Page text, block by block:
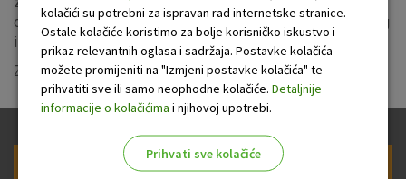
od 6:00 do 8:30 sati neće biti dostupne usluge internetskog
i mobilnog bankarstva za građane i poslovne subjekte.
Zahvaljujemo na razumijevanju.
kolačići su potrebni za ispravan rad internetske stranice.
Ostale kolačiće koristimo za bolje korisničko iskustvo i
prikaz relevantnih oglasa i sadržaja. Postavke kolačića
možete promijeniti na "Izmjeni postavke kolačića" te
prihvatiti sve ili samo neophodne kolačiće. Detaljnije
informacije o kolačićima i njihovoj upotrebi.
Prihvati sve kolačiće